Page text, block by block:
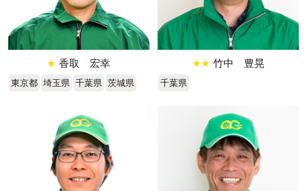
★ 香取 宏幸
東京都 埼玉県 千葉県 茨城県
★★ 竹中 豊晃
千葉県